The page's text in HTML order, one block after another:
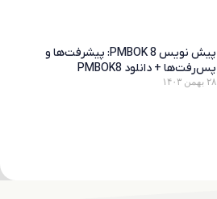
پیش نویس PMBOK 8: پیشرفت‌ها و
پس‌رفت‌ها + دانلود PMBOK8
۲۸ بهمن ۱۴۰۳